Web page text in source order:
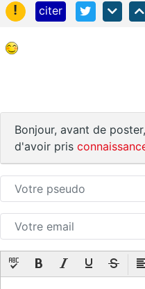
!
citer
Bonjour, avant de
d'avoir pris